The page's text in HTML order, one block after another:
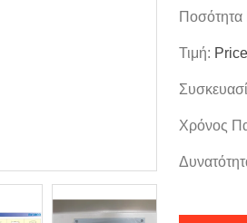
Ποσότητα
Τιμή:
Χρόνος